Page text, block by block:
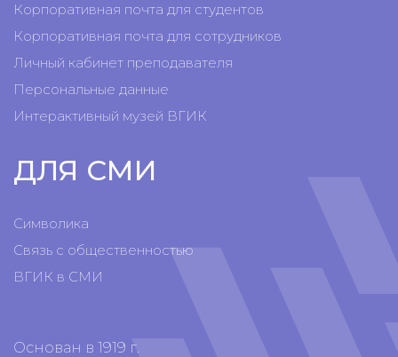
Корпоративная почта для студентов
Корпоративная почта для сотрудников
Личный кабинет преподавателя
Персональные данные
Интерактивный музей ВГИК
ДЛЯ СМИ
Символика
Связь с общественностью
ВГИК в СМИ
Основан в 1919 г.